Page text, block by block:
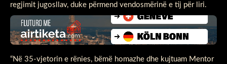
regjimit jugosllav, duke përmend vendosmërinë e tij për liri.
“Në 35-vjetorin e rënies, bëmë homazhe dhe kujtuam Mentor